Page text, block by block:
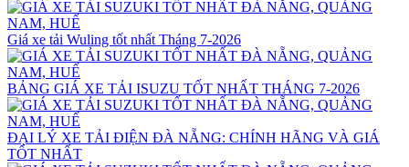
Giá xe tải Wuling tốt nhất Tháng 7-2026
BẢNG GIÁ XE TẢI ISUZU TỐT NHẤT THÁNG 7-2026
ĐẠI LÝ XE TẢI ĐIỆN ĐÀ NẴNG: CHÍNH HÃNG VÀ GIÁ
TỐT NHẤT